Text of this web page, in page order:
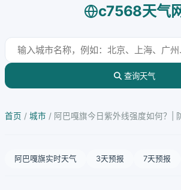
c7568天气
查询天气
首页 / 城市 / 阿巴嘎旗今日紫外线强度如何？|
阿巴嘎旗实时天气 3天预报 7天预报